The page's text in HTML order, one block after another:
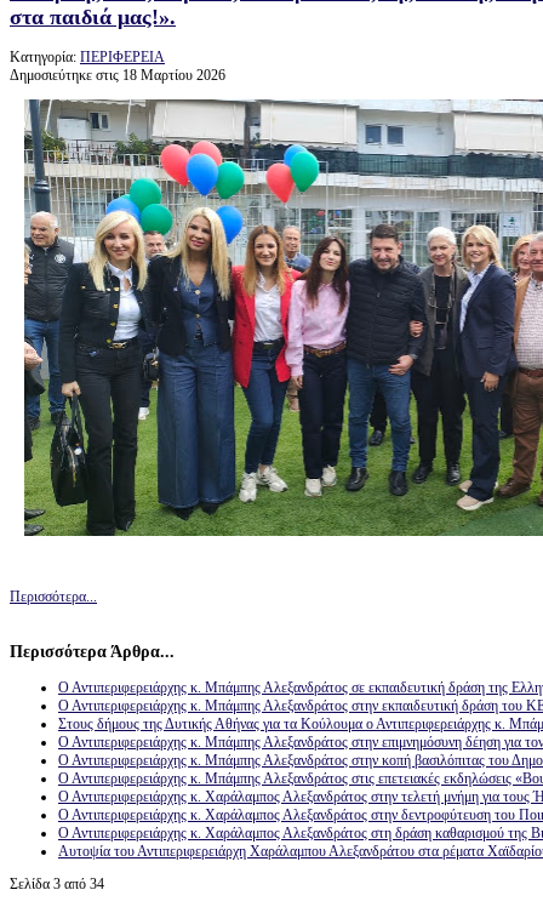
στα παιδιά μας!».
Κατηγορία: ΠΕΡΙΦΕΡΕΙΑ
Δημοσιεύτηκε στις 18 Μαρτίου 2026
Περισσότερα...
Περισσότερα Άρθρα...
Ο Αντιπεριφερειάρχης κ. Μπάμπης Αλεξανδράτος σε εκπαιδευτική δράση της
Ο Αντιπεριφερειάρχης κ. Μπάμπης Αλεξανδράτος στην εκπαιδευτική δράση του
Στους δήμους της Δυτικής Αθήνας για τα Κούλουμα ο Αντιπεριφερειάρχης κ.
Ο Αντιπεριφερειάρχης κ. Μπάμπης Αλεξανδράτος στην επιμνημόσυνη δέηση για
Ο Αντιπεριφερειάρχης κ. Μπάμπης Αλεξανδράτος στην κοπή βασιλόπιτας του
Ο Αντιπεριφερειάρχης κ. Μπάμπης Αλεξανδράτος στις επετειακές εκδηλώσεις
Ο Αντιπεριφερειάρχης κ. Χαράλαμπος Αλεξανδράτος στην τελετή μνήμη για
Ο Αντιπεριφερειάρχης κ. Χαράλαμπος Αλεξανδράτος στην δεντροφύτευση του
Ο Αντιπεριφερειάρχης κ. Χαράλαμπος Αλεξανδράτος στη δράση καθαρισμού της
Αυτοψία του Αντιπεριφερειάρχη Χαράλαμπου Αλεξανδράτου στα ρέματα
Σελίδα 3 από 34